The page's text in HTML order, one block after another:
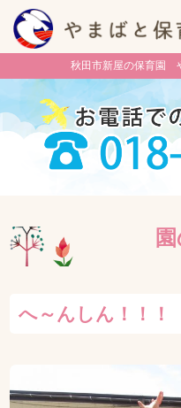
秋田市新屋の保育園
へ～んしん！！！